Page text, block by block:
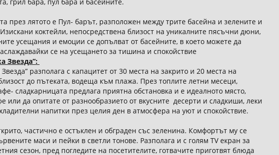
през лятото е Пул- барът, разположен между трите басейна и зелените и
коктейли, непосредствена близост на уникалните пясъчни дюни,
усещания и емоции се допълват от басейните, в което можете да
се на усещането за тишина и спокойствие
Звезда”:
разполага с капацитет от 30 места на закрито и 20 места на
до пътеката, водеща към плажа. През топлите летни месеци,
сладкарницата предлага приятна обстановка и е идеалното място,
или да опитате от разнообразието от вкусните десерти и сладкиши, леки
напитки през целия ден в атмосфера на уют и спокойствие.
частично е остъклен и обграден със зеленина. Комфортът му се
маси и пейки в светли тонове. Разполага и с голям TV екран за
сезон, пред погледите на посетителите, готвачите приготвят блюда